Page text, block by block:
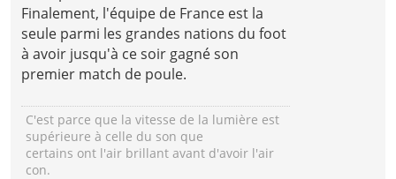
Finalement, l'équipe de France est la
seule parmi les grandes nations du foot
à avoir jusqu'à ce soir gagné son
premier match de poule.
C'est parce que la vitesse de la lumière est
supérieure à celle du son que
certains ont l'air brillant avant d'avoir l'air
con.